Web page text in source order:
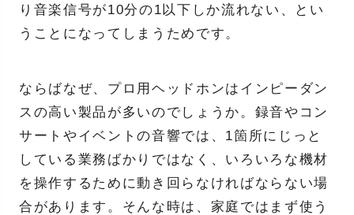
り音楽信号が10分の1以下しか流れない、とい
うことになってしまうためです。
ならばなぜ、プロ用ヘッドホンはインピーダン
スの高い製品が多いのでしょうか。録音やコン
サートやイベントの音響では、1箇所にじっと
している業務ばかりではなく、いろいろな機材
を操作するために動き回らなければならない場
合があります。そんな時は、家庭ではまず使う